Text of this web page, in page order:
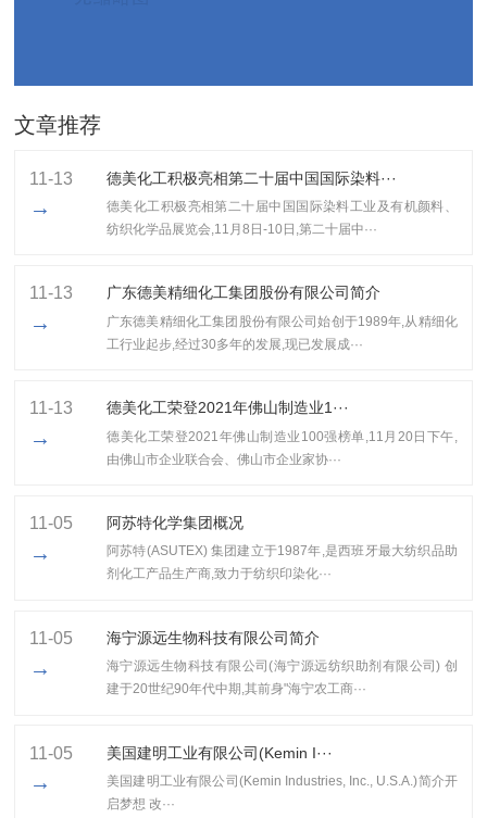
文章推荐
11-13
→
德美化工积极亮相第二十届中国国际染料···
德美化工积极亮相第二十届中国国际染料工业及有机颜料、
纺织化学品展览会,11月8日-10日,第二十届中···
11-13
→
广东德美精细化工集团股份有限公司简介
广东德美精细化工集团股份有限公司始创于1989年,从精细化
工行业起步,经过30多年的发展,现已发展成···
11-13
→
​德美化工荣登2021年佛山制造业1···
​德美化工荣登2021年佛山制造业100强榜单,11月20日下午,
由佛山市企业联合会、佛山市企业家协···
11-05
→
阿苏特化学集团概况
阿苏特(ASUTEX) 集团建立于1987年,是西班牙最大纺织品助
剂化工产品生产商,致力于纺织印染化···
11-05
→
海宁源远生物科技有限公司简介
海宁源远生物科技有限公司(海宁源远纺织助剂有限公司) 创
建于20世纪90年代中期,其前身"海宁农工商···
11-05
→
美国建明工业有限公司(Kemin I···
美国建明工业有限公司(Kemin Industries, Inc., U.S.A.)简介开
启梦想 改···